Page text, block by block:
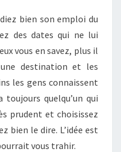
bien son emploi du
des dates qui ne lui
vous en savez, plus il
destination et les
les gens connaissent
quelqu’un qui
prudent et choisissez
bien le dire. L’idée est
vous trahir.